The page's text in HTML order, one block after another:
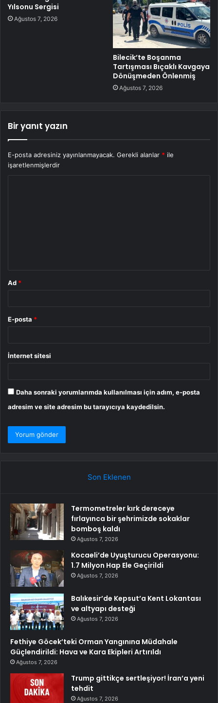
Yılsonu Sergisi
Ağustos 7, 2026
Bilecik’te Boşanma
Tartışması Bıçaklı Kavgaya
Dönüşmeden Önlenmiş
Ağustos 7, 2026
Bir yanıt yazın
E-posta adresiniz yayınlanmayacak. Gerekli alanlar * ile
işaretlenmişlerdir
Ad *
E-posta *
İnternet sitesi
Daha sonraki yorumlarımda kullanılması için adım, e-posta
adresim ve site adresim bu tarayıcıya kaydedilsin.
Son Eklenen
Termometreler kırk dereceye
fırlayınca bir şehrimizde sokaklar
bomboş kaldı
Ağustos 7, 2026
Kocaeli’de Uyuşturucu Operasyonu:
1.7 Milyon Hap Ele Geçirildi
Ağustos 7, 2026
Balıkesir’de Kepsut’a Kent Lokantası
ve altyapı desteği
Ağustos 7, 2026
Fethiye Göcek’teki Orman Yangınına Müdahale
Güçlendirildi: Hava ve Kara Ekipleri Artırıldı
Ağustos 7, 2026
Trump gittikçe sertleşiyor! İran’a yeni
tehdit
Ağustos 7, 2026